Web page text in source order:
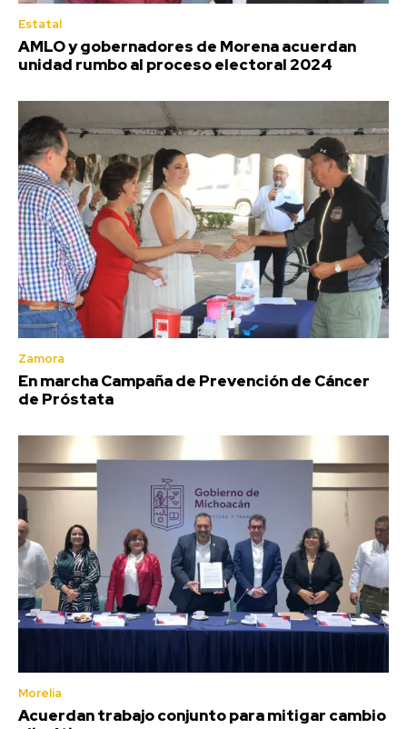
Estatal
AMLO y gobernadores de Morena acuerdan
unidad rumbo al proceso electoral 2024
Zamora
En marcha Campaña de Prevención de Cáncer
de Próstata
Morelia
Acuerdan trabajo conjunto para mitigar cambio